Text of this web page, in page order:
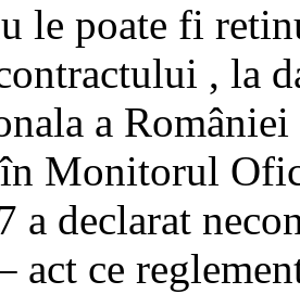
le poate fi
, la
a
Monitorul
a declarat
act ce